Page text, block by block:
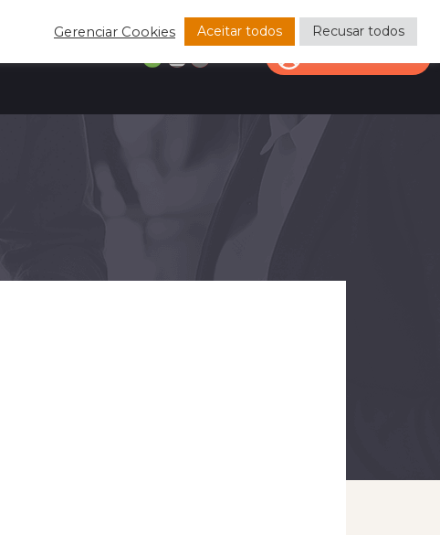
Gerenciar Cookies Aceitar todos Recusar todos